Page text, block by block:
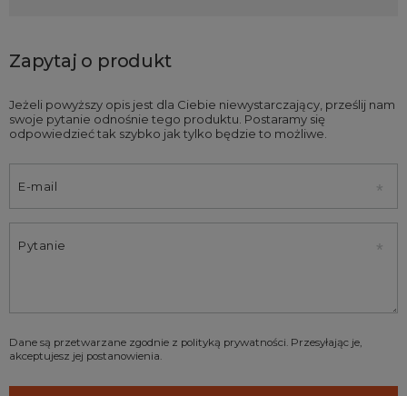
Zapytaj o produkt
Jeżeli powyższy opis jest dla Ciebie niewystarczający, prześlij nam
swoje pytanie odnośnie tego produktu. Postaramy się
odpowiedzieć tak szybko jak tylko będzie to możliwe.
E-mail
Pytanie
Dane są przetwarzane zgodnie z polityką prywatności. Przesyłając je,
akceptujesz jej postanowienia.